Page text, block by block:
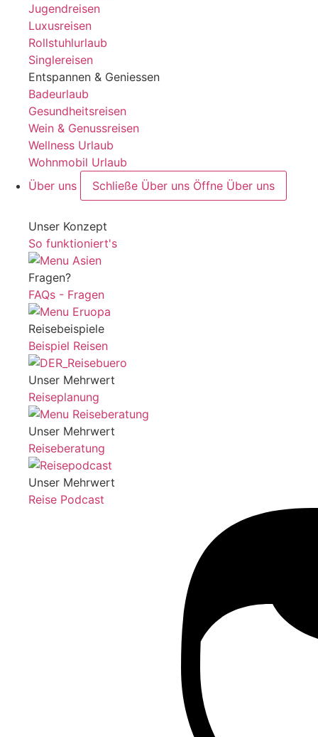
Jugendreisen
Luxusreisen
Rollstuhlurlaub
Singlereisen
Entspannen & Geniessen
Badeurlaub
Gesundheitsreisen
Wein & Genussreisen
Wellness Urlaub
Wohnmobil Urlaub
Über uns
Schließe Über uns Öffne Über uns
Unser Konzept
So funktioniert's
Fragen?
FAQs - Fragen
Reisebeispiele
Beispiel Reisen
Unser Mehrwert
Reiseplanung
Unser Mehrwert
Reiseberatung
Unser Mehrwert
Reise Podcast